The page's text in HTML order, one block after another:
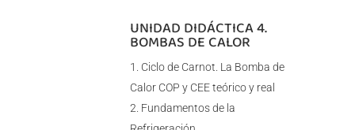
UNIDAD DIDÁCTICA 4.
BOMBAS DE CALOR
Ciclo de Carnot. La Bomba de
Calor COP y CEE teórico y real
Fundamentos de la